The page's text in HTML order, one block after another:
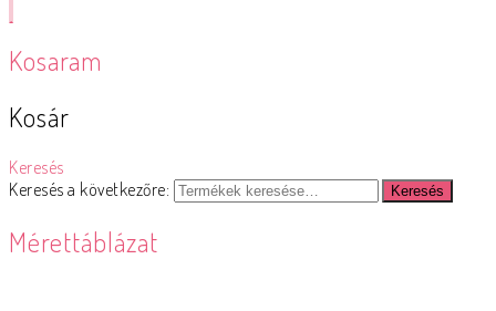
Kosaram
Kosár
Keresés
Keresés a következőre:
Keresés
Mérettáblázat